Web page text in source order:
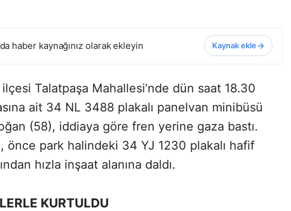
haber kaynağınız olarak ekleyin Kaynak ekle
ilçesi Talatpaşa Mahallesi’nde dün saat 18.30
ait 34 NL 3488 plakalı panelvan minibüsü
(58), iddiaya göre fren yerine gaza bastı.
önce park halindeki 34 YJ 1230 plakalı hafif
hızla inşaat alanına daldı.
KURTULDU